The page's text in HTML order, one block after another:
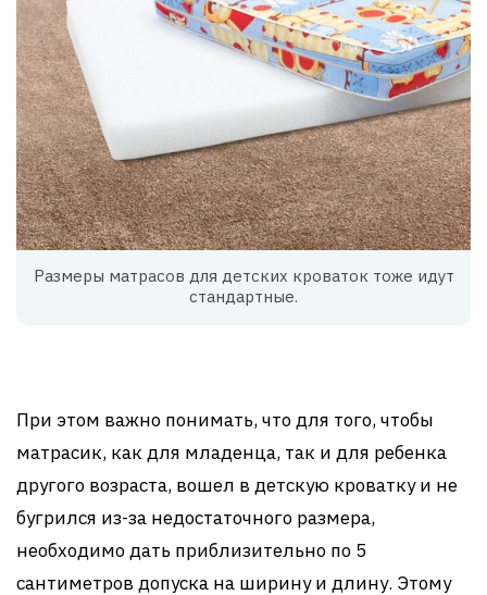
Размеры матрасов для детских кроваток тоже идут
стандартные.
При этом важно понимать, что для того, чтобы
матрасик, как для младенца, так и для ребенка
другого возраста, вошел в детскую кроватку и не
бугрился из-за недостаточного размера,
необходимо дать приблизительно по 5
сантиметров допуска на ширину и длину. Этому